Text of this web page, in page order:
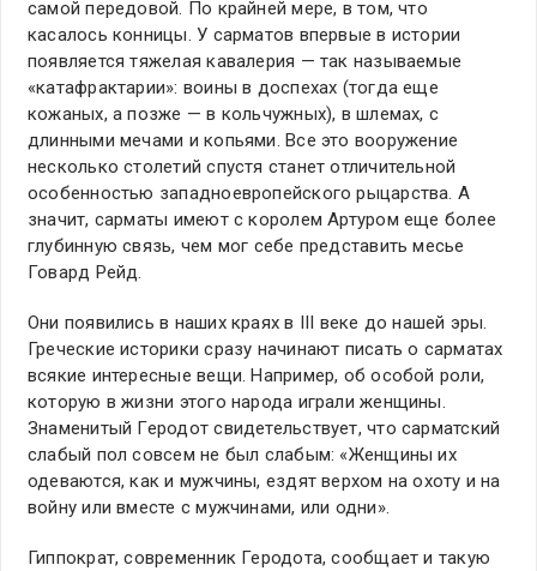
самой передовой. По крайней мере, в том, что
касалось конницы. У сарматов впервые в истории
появляется тяжелая кавалерия — так называемые
«катафрактарии»: воины в доспехах (тогда еще
кожаных, а позже — в кольчужных), в шлемах, с
длинными мечами и копьями. Все это вооружение
несколько столетий спустя станет отличительной
особенностью западноевропейского рыцарства. А
значит, сарматы имеют с королем Артуром еще более
глубинную связь, чем мог себе представить месье
Говард Рейд.
Они появились в наших краях в III веке до нашей эры.
Греческие историки сразу начинают писать о сарматах
всякие интересные вещи. Например, об особой роли,
которую в жизни этого народа играли женщины.
Знаменитый Геродот свидетельствует, что сарматский
слабый пол совсем не был слабым: «Женщины их
одеваются, как и мужчины, ездят верхом на охоту и на
войну или вместе с мужчинами, или одни».
Гиппократ, современник Геродота, сообщает и такую